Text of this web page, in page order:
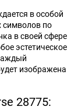
в особой
символов по
в своей сфере
эстетическое
изображена
28775: